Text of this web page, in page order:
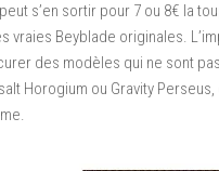
s’en sortir pour 7 ou 8€ la
vraies Beyblade originales.
des modèles qui ne sont
Horogium ou Gravity Perseus,